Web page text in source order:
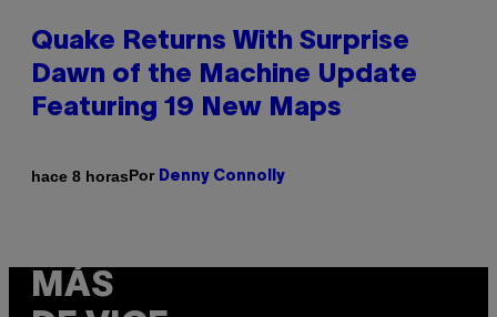
Quake Returns With Surprise
Dawn of the Machine Update
Featuring 19 New Maps
hace 8 horasPor Denny Connolly
MÁS